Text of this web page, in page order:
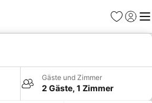
Favoriten
Gäste und Zimmer
2 Gäste, 1 Zimmer